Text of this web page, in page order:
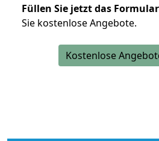
Füllen Sie jetzt das
Sie kostenlose Angebote.
Kostenlose